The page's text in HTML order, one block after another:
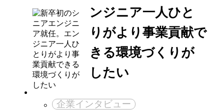
ンジニア一人ひと
りがより事業貢献で
きる環境づくりが
したい
企業インタビュー